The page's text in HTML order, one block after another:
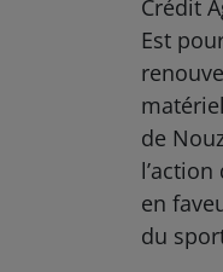
Crédit
Est
de
en
du